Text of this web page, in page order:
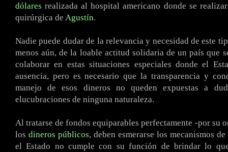
dólares realizada al hospital americano donde se
quirúrgica de Agustín.
Nadie puede dudar de la relevancia y necesidad de este
menos aún, de la loable actitud solidaria de un país que
colaborar en estas situaciones especiales donde el
ausencia, pero es necesario que la transparencia y
manejo de esos dineros no queden expuestas a
elucubraciones de ninguna naturaleza.
Al tratarse de fondos equiparables perfectamente -por su
los dineros públicos, deben esmerarse los mecanismos
el Estado no cumple con su función de brindar lo